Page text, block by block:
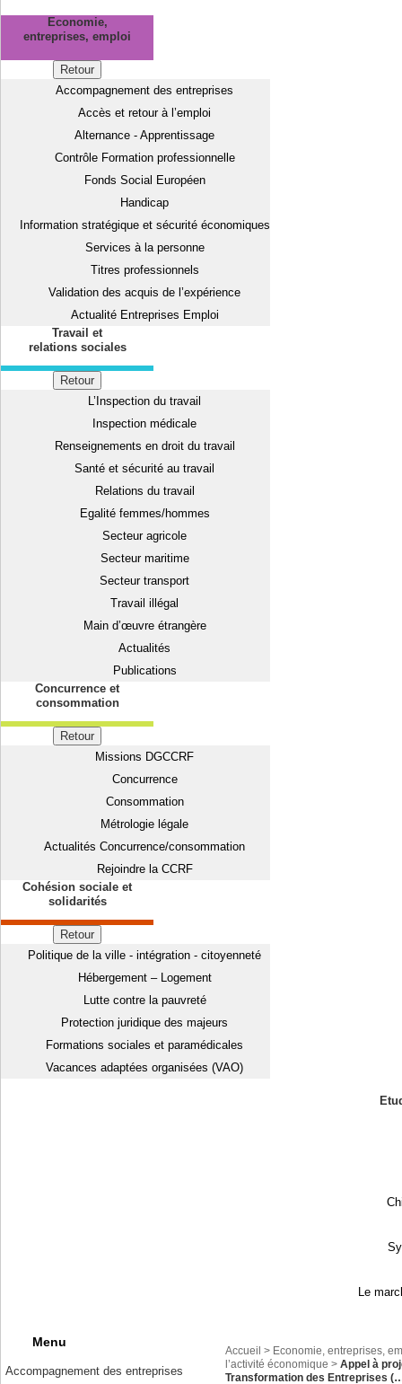
Economie,
entreprises, emploi
Retour
Accompagnement des entreprises
Accès et retour à l’emploi
Alternance - Apprentissage
Contrôle Formation professionnelle
Fonds Social Européen
Handicap
Information stratégique et sécurité économiques
Services à la personne
Titres professionnels
Validation des acquis de l’expérience
Actualité Entreprises Emploi
Travail et
relations sociales
Retour
L’Inspection du travail
Inspection médicale
Renseignements en droit du travail
Santé et sécurité au travail
Relations du travail
Egalité femmes/hommes
Secteur agricole
Secteur maritime
Secteur transport
Travail illégal
Main d’œuvre étrangère
Actualités
Publications
Concurrence et
consommation
Retour
Missions DGCCRF
Concurrence
Consommation
Métrologie légale
Actualités Concurrence/consommation
Rejoindre la CCRF
Cohésion sociale et
solidarités
Retour
Politique de la ville - intégration - citoyenneté
Hébergement – Logement
Lutte contre la pauvreté
Protection juridique des majeurs
Formations sociales et paramédicales
Vacances adaptées organisées (VAO)
Le
Menu
Accompagnement des entreprises
Accueil > Economie, entreprises,
l’activité économique > Appel à
Transformation des Entreprises